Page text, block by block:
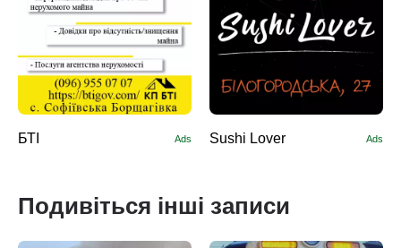
БТІ Ads Sushi Lоver Ads
Подивіться інші записи